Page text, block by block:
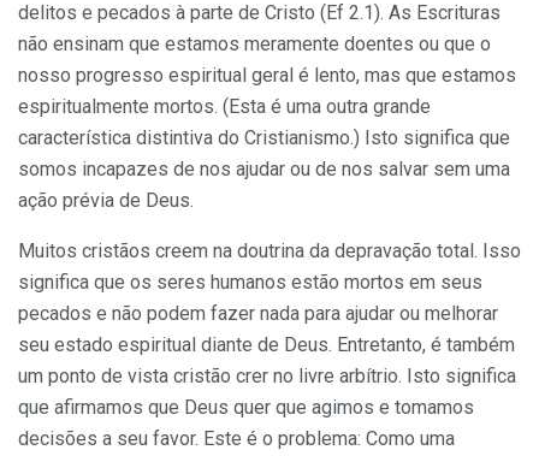
delitos e pecados à parte de Cristo (Ef 2.1). As Escrituras
não ensinam que estamos meramente doentes ou que o
nosso progresso espiritual geral é lento, mas que estamos
espiritualmente mortos. (Esta é uma outra grande
característica distintiva do Cristianismo.) Isto significa que
somos incapazes de nos ajudar ou de nos salvar sem uma
ação prévia de Deus.
Muitos cristãos creem na doutrina da depravação total. Isso
significa que os seres humanos estão mortos em seus
pecados e não podem fazer nada para ajudar ou melhorar
seu estado espiritual diante de Deus. Entretanto, é também
um ponto de vista cristão crer no livre arbítrio. Isto significa
que afirmamos que Deus quer que agimos e tomamos
decisões a seu favor. Este é o problema: Como uma